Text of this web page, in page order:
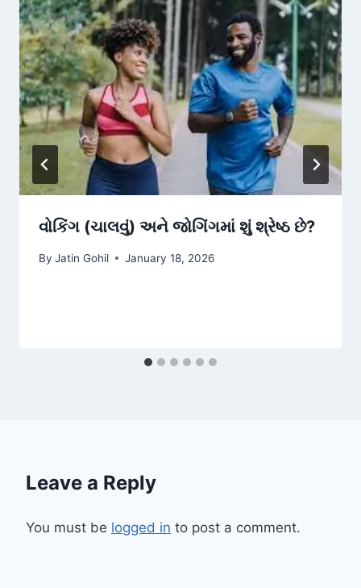
વોકિંગ (ચાલવું) અને જોગિંગમાં શું શ્રેષ્ઠ છે?
By Jatin Gohil January 18, 2026
Leave a Reply
You must be logged in to post a comment.